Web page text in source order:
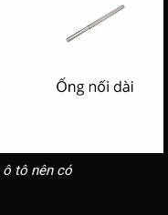
ô tô nên có